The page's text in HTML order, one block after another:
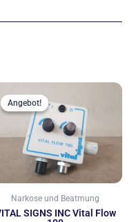
Angebot!
Angebot!
Narkose und Beatmung
SIGNS INC Vital Flow
Preis
war:
299,00 €